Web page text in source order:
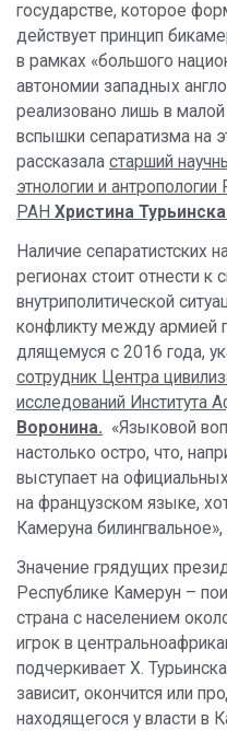
государстве, которое
действует принцип
в рамках «большого
автономии западных
реализовано лишь в
вспышки сепаратизма на
рассказала старший
этнологии и
РАН Христина
Наличие сепаратистских
регионах стоит отнести
внутриполитической
конфликту между армией
длящемуся с 2016 года,
сотрудник Центра
исследований Института
Воронина. «Языковой
настолько остро, что,
выступает на
на французском языке,
Камеруна
Значение грядущих
Республике Камерун –
страна с населением
игрок в
подчеркивает Х.
зависит, окончится или
находящегося у власти в